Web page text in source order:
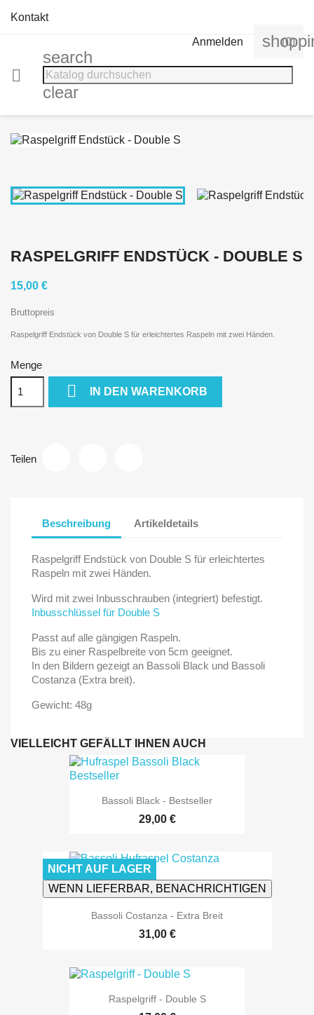
Kontakt
Anmelden (0)

search
clear
RASPELGRIFF ENDSTÜCK - DOUBLE S
15,00 €
Bruttopreis
Raspelgriff Endstück von Double S für erleichtertes Raspeln mit zwei Händen.
Menge
 IN DEN WARENKORB
Teilen
Beschreibung Artikeldetails
Raspelgriff Endstück von Double S für erleichtertes
Raspeln mit zwei Händen.
Wird mit zwei Inbusschrauben (integriert) befestigt.
Inbusschlüssel für Double S
Passt auf alle gängigen Raspeln.
Bis zu einer Raspelbreite von 5cm geeignet.
In den Bildern gezeigt an Bassoli Black und Bassoli
Costanza (Extra breit).
Gewicht: 48g
VIELLEICHT GEFÄLLT IHNEN AUCH
Bassoli Black - Bestseller
29,00 €
WENN LIEFERBAR, BENACHRICHTIGEN
Bassoli Costanza - Extra Breit
31,00 €
NICHT AUF LAGER
Raspelgriff - Double S